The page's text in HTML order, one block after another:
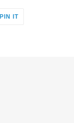
PIN ITADICIONE